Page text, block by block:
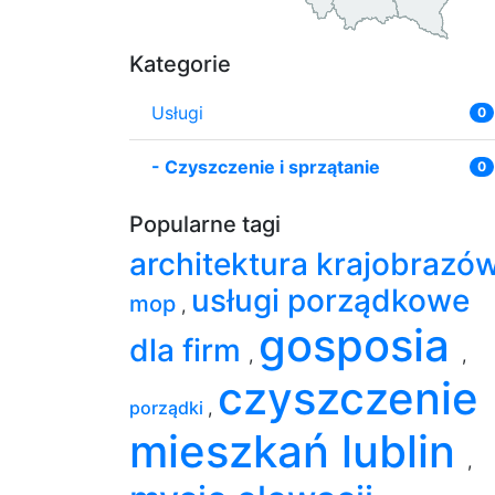
Kategorie
Usługi 0
- Czyszczenie i sprzątanie 0
Popularne tagi
architektura
mop , usługi porządkowe
dla firm , gosposia ,
porządki , czyszczenie
mieszkań lublin
,